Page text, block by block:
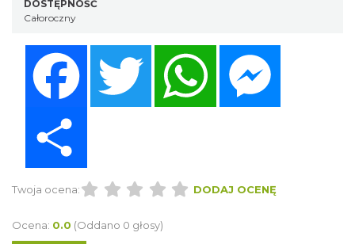
DOSTĘPNOŚĆ
Całoroczny
Twitter WhatsApp
Twoja ocena: DODAJ OCENĘ
Ocena: 0.0 (Oddano 0 głosy)